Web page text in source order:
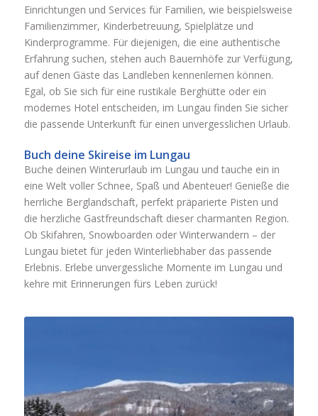
Einrichtungen und Services für Familien, wie beispielsweise
Familienzimmer, Kinderbetreuung, Spielplätze und
Kinderprogramme. Für diejenigen, die eine authentische
Erfahrung suchen, stehen auch Bauernhöfe zur Verfügung,
auf denen Gäste das Landleben kennenlernen können.
Egal, ob Sie sich für eine rustikale Berghütte oder ein
modernes Hotel entscheiden, im Lungau finden Sie sicher
die passende Unterkunft für einen unvergesslichen Urlaub.
Buch deine Skireise im Lungau
Buche deinen Winterurlaub im Lungau und tauche ein in
eine Welt voller Schnee, Spaß und Abenteuer! Genieße die
herrliche Berglandschaft, perfekt präparierte Pisten und
die herzliche Gastfreundschaft dieser charmanten Region.
Ob Skifahren, Snowboarden oder Winterwandern – der
Lungau bietet für jeden Winterliebhaber das passende
Erlebnis. Erlebe unvergessliche Momente im Lungau und
kehre mit Erinnerungen fürs Leben zurück!